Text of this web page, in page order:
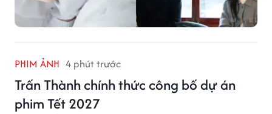
PHIM ẢNH 4 phút trước
Trấn Thành chính thức công bố dự án
phim Tết 2027